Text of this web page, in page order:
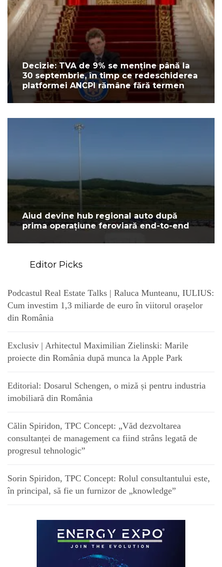
Decizie: TVA de 9% se menține până la
30 septembrie, în timp ce redeschiderea
platformei ANCPI rămâne fără termen
Aiud devine hub regional auto după
prima operațiune feroviară end-to-end
Editor Picks
Podcastul Real Estate Talks | Raluca Munteanu, IULIUS:
Cum investim 1,3 miliarde de euro în viitorul orașelor
din România
Exclusiv | Arhitectul Maximilian Zielinski: Marile
proiecte din România după munca la Apple Park
Editorial: Dosarul Schengen, o miză și pentru industria
imobiliară din România
Călin Spiridon, TPC Concept: „Văd dezvoltarea
consultanței de management ca fiind strâns legată de
progresul tehnologic”
Sorin Spiridon, TPC Concept: Rolul consultantului este,
în principal, să fie un furnizor de „knowledge”